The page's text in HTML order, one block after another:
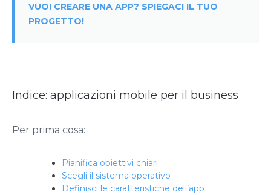
VUOI CREARE UNA APP? SPIEGACI IL TUO
PROGETTO!
Indice: applicazioni mobile per il business
Per prima cosa:
Pianifica obiettivi chiari
Scegli il sistema operativo
Definisci le caratteristiche dell’app